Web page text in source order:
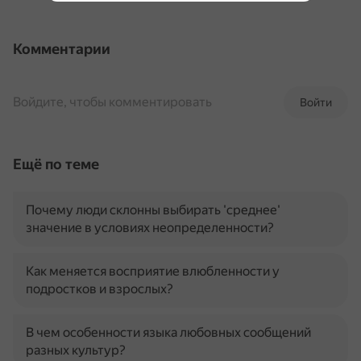
Комментарии
Войти
Войдите, чтобы комментировать
Ещё по теме
Почему люди склонны выбирать 'среднее'
значение в условиях неопределенности?
Как меняется восприятие влюбленности у
подростков и взрослых?
В чем особенности языка любовных сообщений
разных культур?